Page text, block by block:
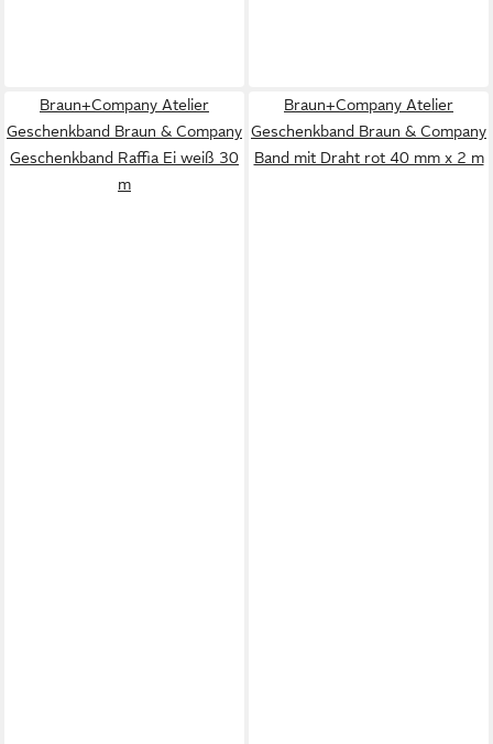
Braun+Company Atelier
Geschenkband Braun & Company
Geschenkband Raffia Ei weiß 30
m
Braun+Company Atelier
Geschenkband Braun & Company
Band mit Draht rot 40 mm x 2 m